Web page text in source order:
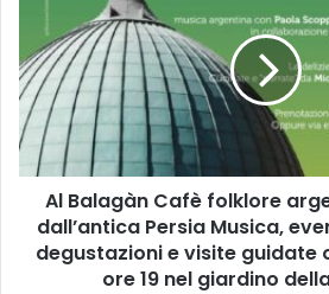
r
r
e
t
l
a
g
à
n
Al Balagàn Cafè folklore
dall’antica Persia Musica,
degustazioni e visite guidate
ore 19 nel giardino